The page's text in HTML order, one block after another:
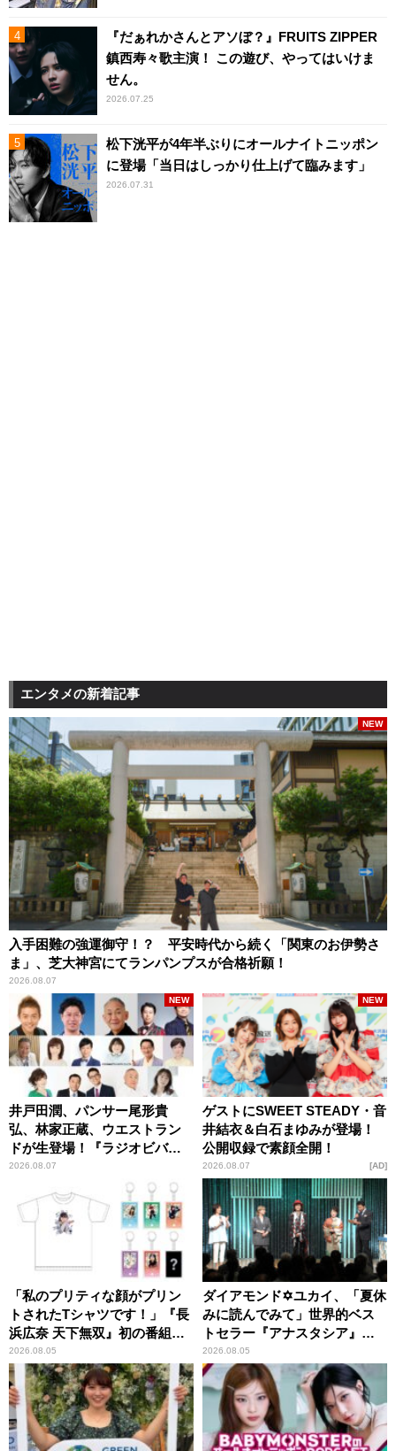
『だぁれかさんとアソぼ？』FRUITS ZIPPER
鎮西寿々歌主演！ この遊び、やってはいけま
せん。
2026.07.25
松下洸平が4年半ぶりにオールナイトニッポン
に登場「当日はしっかり仕上げて臨みます」
2026.07.31
エンタメの新着記事
入手困難の強運御守！？ 平安時代から続く「関東のお伊勢さ
ま」、芝大神宮にてランパンプスが合格祈願！
2026.08.07
NEW
井戸田潤、パンサー尾形貴
弘、林家正蔵、ウエストラン
ドが生登場！『ラジオビバリ
ー昼ズ』
2026.08.07
NEW
ゲストにSWEET STEADY・音
井結衣＆白石まゆみが登場！
公開収録で素顔全開！
2026.08.07
NEW
AD
「私のプリティな顔がプリン
トされたTシャツです！」『長
浜広奈 天下無双』初の番組グ
ッズ発売
2026.08.05
ダイアモンド✡ユカイ、「夏休
みに読んでみて」世界的ベス
トセラー『アナスタシア』を
紹介
2026.08.05